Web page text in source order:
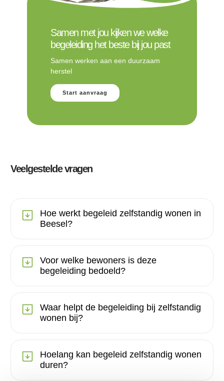
Samen met jou kijken we welke
begeleiding het beste bij jou past
Samen werken aan een duurzaam
herstel
Start aanvraag
Veelgestelde vragen
Hoe werkt begeleid zelfstandig wonen in
Beesel?
Voor welke bewoners is deze
begeleiding bedoeld?
Waar helpt de begeleiding bij zelfstandig
wonen bij?
Hoelang kan begeleid zelfstandig wonen
duren?